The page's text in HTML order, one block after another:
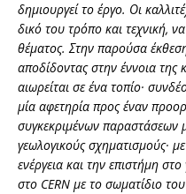
δημιουργεί το έργο. Οι
δικό του τρόπο και τεχνική,
θέματος. Στην παρούσα
αποδίδοντας στην έννοια της
αιωρείται σε ένα τοπίο·
μία αφετηρία προς έναν
συγκεκριμένων
γεωλογικούς σχηματισμούς·
ενέργεια και την επιστήμη
στο CERN με το σωματίδιο του